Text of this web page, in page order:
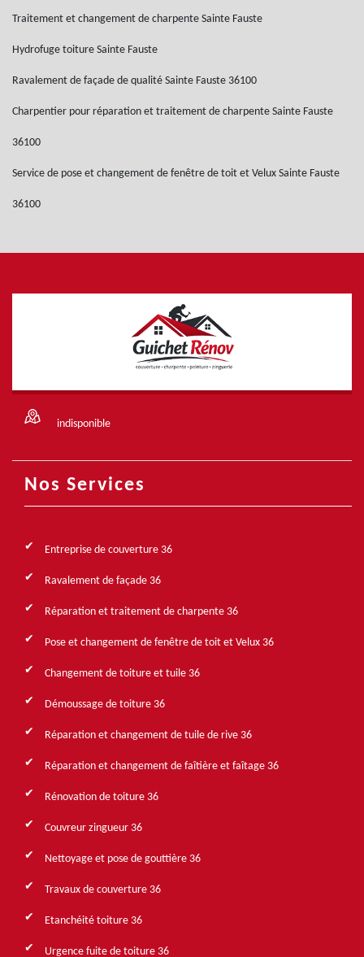
Traitement et changement de charpente Sainte Fauste
Hydrofuge toiture Sainte Fauste
Ravalement de façade de qualité Sainte Fauste 36100
Charpentier pour réparation et traitement de charpente Sainte Fauste
36100
Service de pose et changement de fenêtre de toit et Velux Sainte Fauste
36100
indisponible
Nos Services
Entreprise de couverture 36
Ravalement de façade 36
Réparation et traitement de charpente 36
Pose et changement de fenêtre de toit et Velux 36
Changement de toiture et tuile 36
Démoussage de toiture 36
Réparation et changement de tuile de rive 36
Réparation et changement de faîtière et faîtage 36
Rénovation de toiture 36
Couvreur zingueur 36
Nettoyage et pose de gouttière 36
Travaux de couverture 36
Etanchéité toiture 36
Urgence fuite de toiture 36